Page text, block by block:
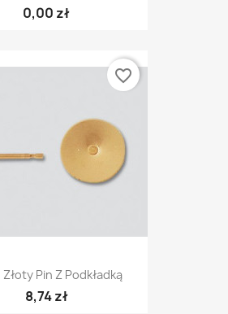
0,00 zł
Pin Z Podkładką
8,74 zł
favorite_border